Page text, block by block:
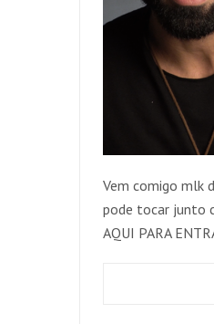
Vem comigo mlk
pode tocar junto
AQUI PARA